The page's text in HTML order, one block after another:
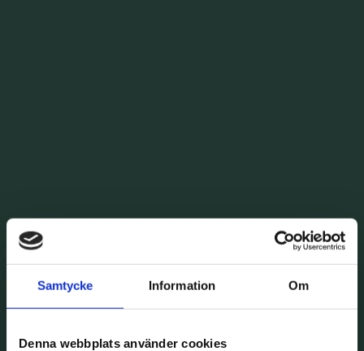
Samtycke Information Om
Denna webbplats använder cookies